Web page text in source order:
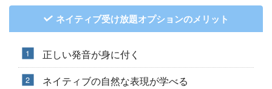
ネイティブ受け放題オプションのメリット
正しい発音が身に付く
ネイティブの自然な表現が学べる